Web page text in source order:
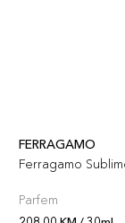
FERRAGAMO
Ferragamo
Parfem